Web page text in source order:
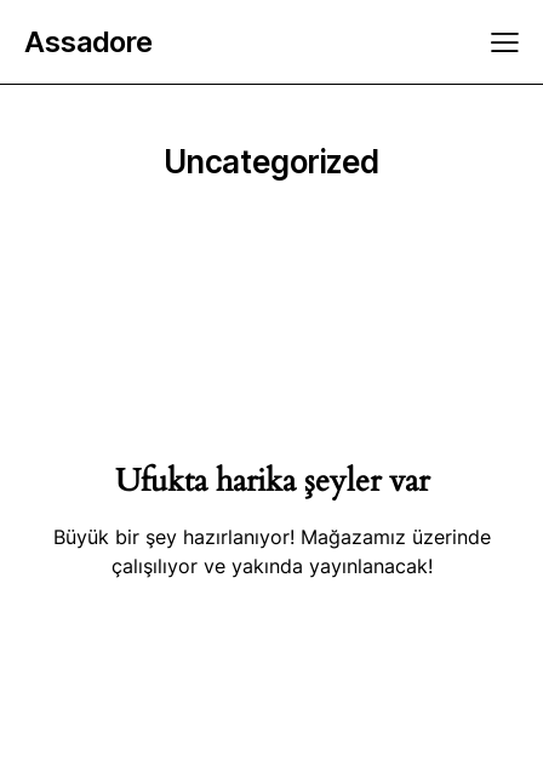
Assadore
Uncategorized
Ufukta harika şeyler var
Büyük bir şey hazırlanıyor! Mağazamız üzerinde
çalışılıyor ve yakında yayınlanacak!